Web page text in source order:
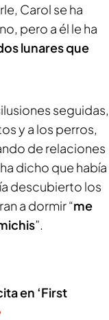
Carol se ha
pero a él le ha
lunares que
seguidas,
y a los perros,
de relaciones
dicho que había
descubierto los
a dormir “me
”.
en ‘First